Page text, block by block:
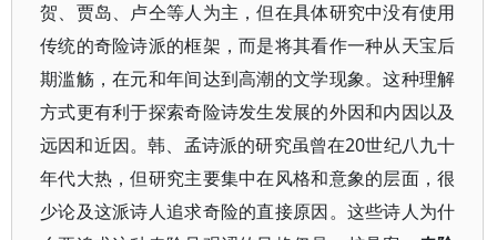
贺、贾岛、卢仝等人为主，但在具体研究中没有使用
传统的奇险诗派的框架，而是将其看作一种从天宝后
期滥觞，在元和年间达到高潮的文学现象。这种理解
方式更有利于探索奇险诗发生发展的外因和内因以及
远因和近因。韩、孟诗派的研究虽曾在20世纪八九十
年代大热，但研究主要集中在风格和意象的层面，很
少论及这派诗人追求奇险的直接原因。这些诗人为什